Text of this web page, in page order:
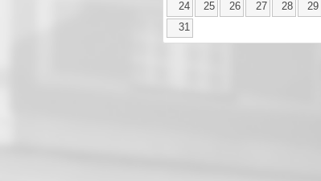
24
25 26 27 28 29
31